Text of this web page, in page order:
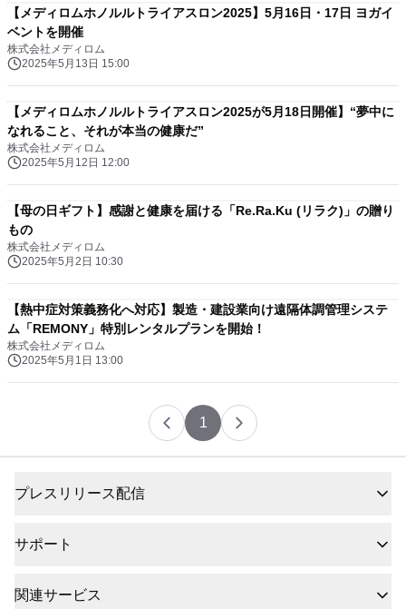
【メディロムホノルルトライアスロン2025】5月16日・17日 ヨガイ
ベントを開催
株式会社メディロム
2025年5月13日 15:00
【メディロムホノルルトライアスロン2025が5月18日開催】“夢中に
なれること、それが本当の健康だ”
株式会社メディロム
2025年5月12日 12:00
【母の日ギフト】感謝と健康を届ける「Re.Ra.Ku (リラク)」の贈り
もの
株式会社メディロム
2025年5月2日 10:30
【熱中症対策義務化へ対応】製造・建設業向け遠隔体調管理システ
ム「REMONY」特別レンタルプランを開始！
株式会社メディロム
2025年5月1日 13:00
1
プレスリリース配信
サポート
関連サービス